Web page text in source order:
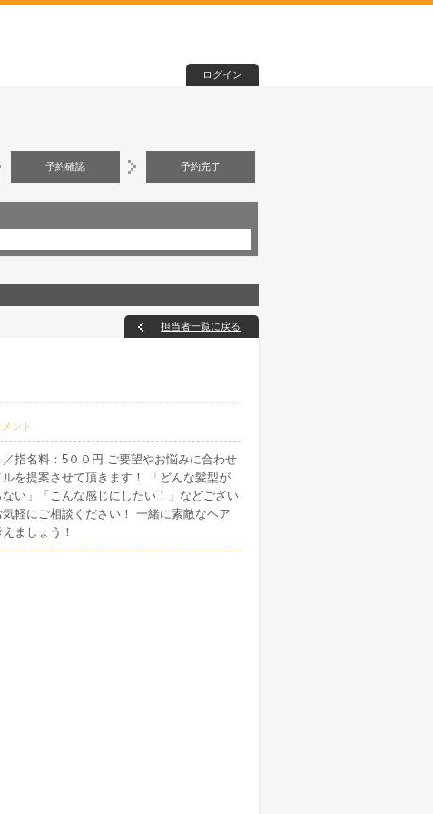
ログイン
予約確認 予約完了
担当者一覧に戻る
ント
指名料：5００円 ご要望やお悩みに合わせ
を提案させて頂きます！ 「どんな髪型が
い」「こんな感じにしたい！」などござい
気軽にご相談ください！ 一緒に素敵なヘア
ましょう！